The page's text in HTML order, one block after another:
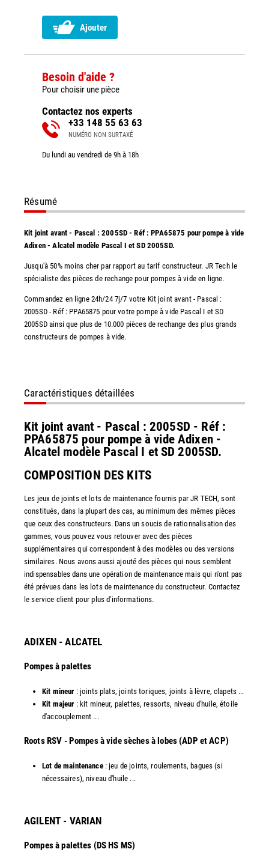
Ajouter
Besoin d'aide ?
Pour choisir une pièce
Contactez nos experts
+33 148 55 63 63
NUMÉRO NON SURTAXÉ
Du lundi au vendredi de 9h à 18h
Résumé
Kit joint avant - Pascal : 2005SD - Réf : PPA65875 pour pompe à vide
Adixen - Alcatel modèle Pascal I et SD 2005SD.
Jusqu'à 50% moins cher par rapport au tarif constructeur. JR Tech le
spécialiste des pièces de rechange pour pompes à vide en ligne.
Commandez en ligne 24h/24 7j/7 votre Kit joint avant - Pascal :
2005SD - Réf : PPA65875 pour votre pompe à vide Pascal I et SD
2005SD ainsi que plus de 10.000 pièces de rechange des plus grands
constructeurs de pompes à vide.
Caractéristiques détaillées
Kit joint avant - Pascal : 2005SD - Réf :
PPA65875 pour pompe à vide Adixen -
Alcatel modèle Pascal I et SD 2005SD.
COMPOSITION DES KITS
Les jeux de joints et lots de maintenance fournis par JR TECH, sont
constitués, dans la plupart des cas, au minimum des mêmes pièces
que ceux des constructeurs. Dans un soucis de rationnalisation des
gammes, vous pouvez vous retouver avec des pièces
supplémentaires qui correspondent à des modèles ou des versions
similaires. Nous avons aussi ajouté des pièces qui nous semblent
indispensables dans une opération de maintenance mais qui n'ont pas
été prévues dans les lots de maintenance du constructeur. Contactez
le service client pour plus d'informations.
ADIXEN - ALCATEL
Pompes à palettes
Kit mineur : joints plats, joints toriques, joints à lèvre, clapets ...
Kit majeur : kit mineur, palettes, ressorts, niveau d'huile, étoile
d'accouplement ...​
​Roots RSV - Pompes à vide sèches à lobes (ADP et ACP)
Lot de maintenance: jeu de joints, roulements, bagues (si
nécessaires), niveau d'huile ...​
AGILENT - VARIAN
Pompes à palettes (DS HS MS)